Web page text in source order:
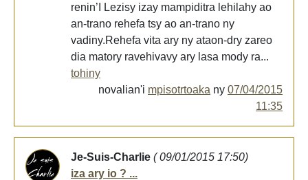
renin’I Lezisy izay mampiditra lehilahy ao
an-trano rehefa tsy ao an-trano ny
vadiny.Rehefa vita ary ny ataon-dry zareo
dia matory ravehivavy ary lasa mody ra...
tohiny
novalian'i mpisotrtoaka ny 07/04/2015
11:35
Je-Suis-Charlie ( 09/01/2015 17:50)
iza ary io ? ...